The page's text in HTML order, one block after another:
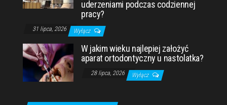
uderzeniami podczas codziennej
pracy?
31 lipca, 2026 Wyłącz
W jakim wieku najlepiej założyć
aparat ortodontyczny u nastolatka?
28 lipca, 2026 Wyłącz